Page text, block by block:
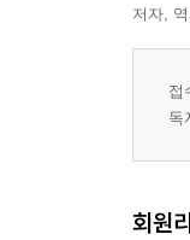
저자,
접
독
회원